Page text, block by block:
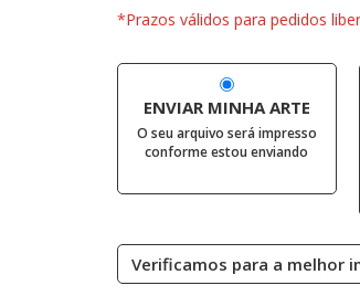
*Prazos válidos para pedidos
ENVIAR MINHA ARTE
O seu arquivo será impresso
conforme estou enviando
Verificamos para a melhor